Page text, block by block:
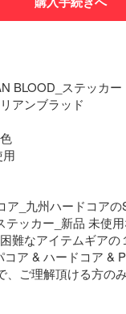
BLOOD_ステッカー
アンブラッド
用
ア_九州ハードコアの
テッカー_新品 未使
難なアイテムギアの
ア & ハードコア &
ご理解頂ける方の